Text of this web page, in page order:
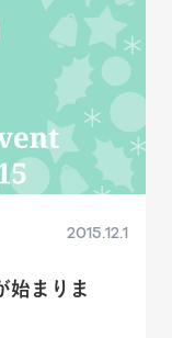
2015.12.1
まりま